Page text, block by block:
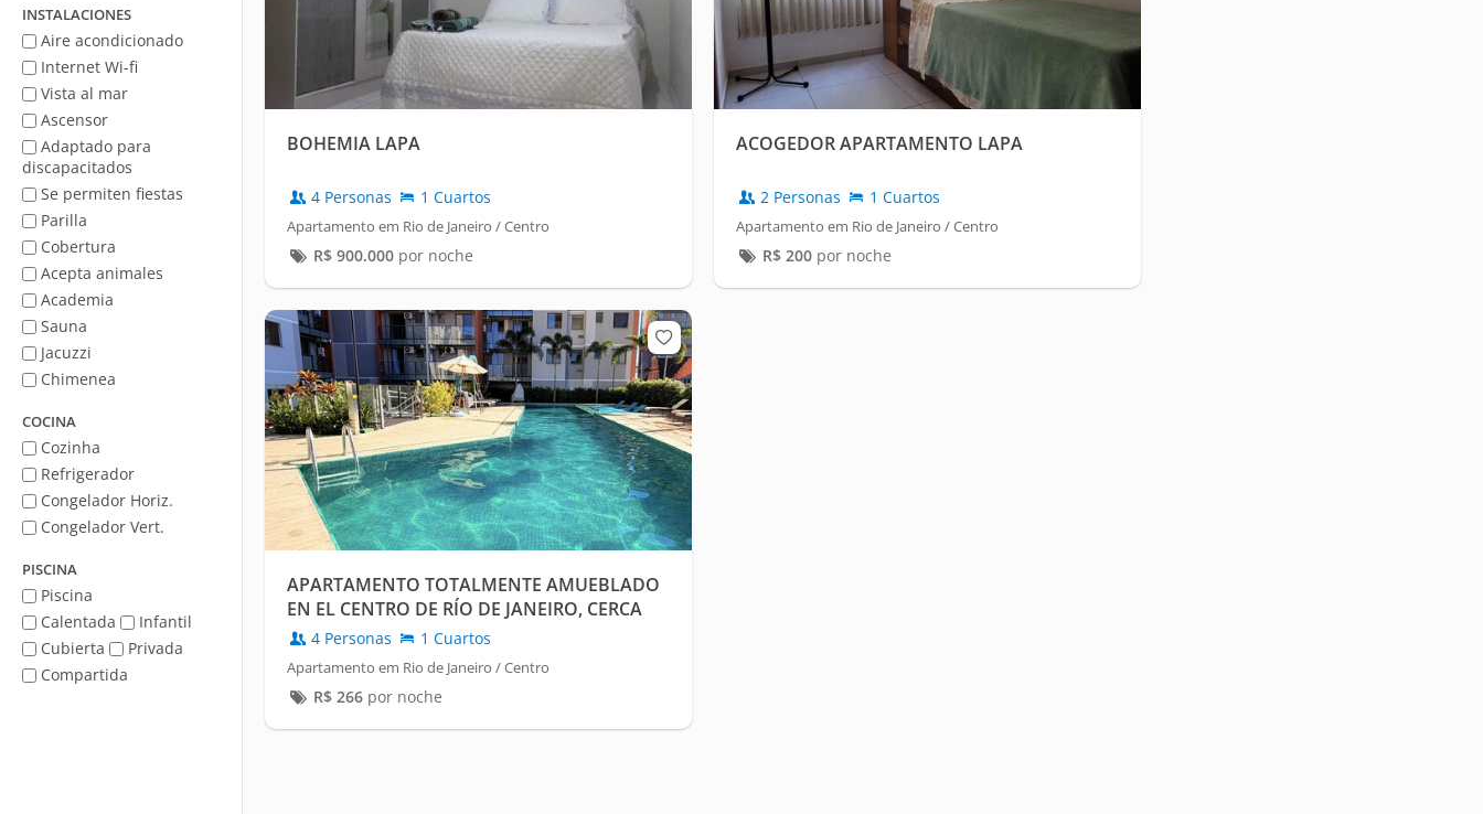
mar
INSTALACIONES
Aire acondicionado
Internet Wi-fi
Vista al mar
Ascensor
Adaptado para
discapacitados
Se permiten fiestas
Parilla
Cobertura
Acepta animales
Academia
Sauna
Jacuzzi
Chimenea
COCINA
Cozinha
Refrigerador
Congelador Horiz.
Congelador Vert.
PISCINA
Piscina
Calentada
Infantil
Cubierta
Privada
Compartida
BOHEMIA LAPA
4 Personas 1 Cuartos
Apartamento em Rio de Janeiro / Centro
R$ 900.000por noche
ACOGEDOR APARTAMENTO LAPA
2 Personas 1 Cuartos
Apartamento em Rio de Janeiro / Centro
R$ 200por noche
APARTAMENTO TOTALMENTE AMUEBLADO
EN EL CENTRO DE RÍO DE JANEIRO, CERCA
DEL TREN LIGERO Y DE LAS ATRACCIONES
TURÍSTICAS.
4 Personas 1 Cuartos
Apartamento em Rio de Janeiro / Centro
R$ 266por noche